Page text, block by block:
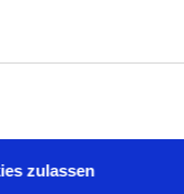
zulassen